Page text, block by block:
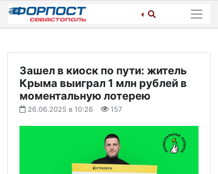
Skip
content
Зашел в киоск по пути: житель
Крыма выиграл 1 млн рублей в
моментальную лотерею
26.06.2025 в 10:26 157